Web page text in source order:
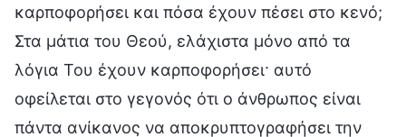
καρποφορήσει και πόσα έχουν πέσει στο κενό;
Στα μάτια του Θεού, ελάχιστα μόνο από τα
λόγια Του έχουν καρποφορήσει· αυτό
οφείλεται στο γεγονός ότι ο άνθρωπος είναι
πάντα ανίκανος να αποκρυπτογραφήσει την